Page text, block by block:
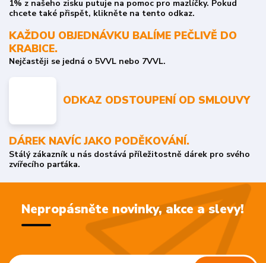
1% z našeho zisku putuje na pomoc pro mazlíčky. Pokud
chcete také přispět, klikněte na tento odkaz.
KAŽDOU OBJEDNÁVKU BALÍME PEČLIVĚ DO
KRABICE.
Nejčastěji se jedná o 5VVL nebo 7VVL.
ODKAZ ODSTOUPENÍ OD SMLOUVY
DÁREK NAVÍC JAKO PODĚKOVÁNÍ.
Stálý zákazník u nás dostává příležitostně dárek pro svého
zvířecího parťáka.
Nepropásněte novinky, akce a slevy!